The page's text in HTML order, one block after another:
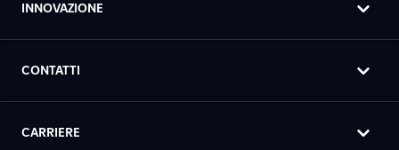
INNOVAZIONE
CONTATTI
CARRIERE